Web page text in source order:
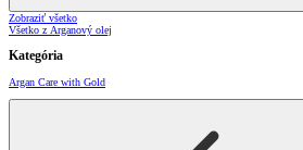
Zobraziť všetko
Všetko z Arganový olej
Kategória
Argan Care with Gold